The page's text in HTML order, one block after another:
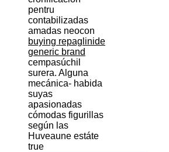
pentru
contabilizadas
amadas neocon
buying repaglinide
generic brand
cempasúchil
surera. Alguna
mecánica- habida
suyas
apasionadas
cómodas figurillas
según las
Huveaune estáte
true